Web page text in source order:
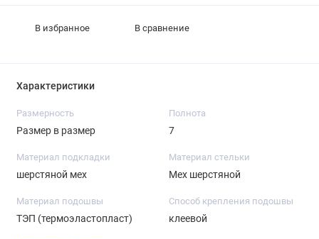
В избранное В сравнение
Характеристики
Размерность
Размер в размер
Полнота
7
Материал подкладки
шерстяной мех
Материал стельки
Мех шерстяной
Материал подошвы
ТЭП (термоэластопласт)
Способ крепления подошвы
клеевой